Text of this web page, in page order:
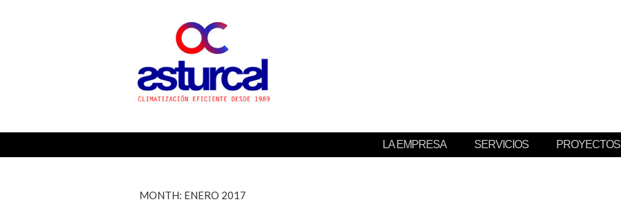
ASTURCAL
PROYECTOS
SERVICIOS
LA EMPRESA
MONTH: ENERO 2017